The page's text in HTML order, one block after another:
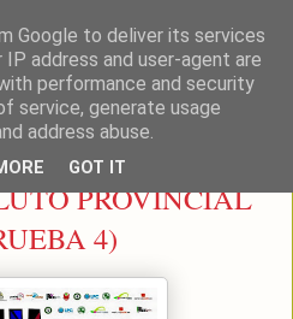
PROVINCIAL
4)
Google to deliver its services
address and user-agent are
performance and security
service, generate usage
address abuse.
GOT IT